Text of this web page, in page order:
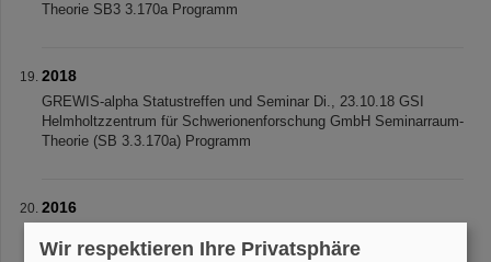
Theorie SB3 3.170a Programm
2018
GREWIS-alpha Statustreffen und Seminar Di., 23.10.18 GSI
Helmholtzzentrum für Schwerionenforschung GmbH Seminarraum-
Theorie (SB 3.3.170a) Programm
2016
Raum 102 Programm
Wir respektieren Ihre Privatsphäre